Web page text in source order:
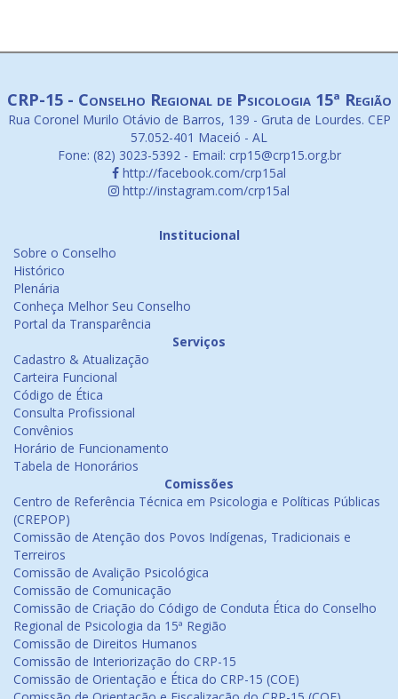
CRP-15 - Conselho Regional de Psicologia 15ª Região
Rua Coronel Murilo Otávio de Barros, 139 - Gruta de Lourdes. CEP
57.052-401 Maceió - AL
Fone: (82) 3023-5392 - Email: crp15@crp15.org.br
http://facebook.com/crp15al
http://instagram.com/crp15al
Institucional
Sobre o Conselho
Histórico
Plenária
Conheça Melhor Seu Conselho
Portal da Transparência
Serviços
Cadastro & Atualização
Carteira Funcional
Código de Ética
Consulta Profissional
Convênios
Horário de Funcionamento
Tabela de Honorários
Comissões
Centro de Referência Técnica em Psicologia e Políticas Públicas
(CREPOP)
Comissão de Atenção dos Povos Indígenas, Tradicionais e
Terreiros
Comissão de Avalição Psicológica
Comissão de Comunicação
Comissão de Criação do Código de Conduta Ética do Conselho
Regional de Psicologia da 15ª Região
Comissão de Direitos Humanos
Comissão de Interiorização do CRP-15
Comissão de Orientação e Ética do CRP-15 (COE)